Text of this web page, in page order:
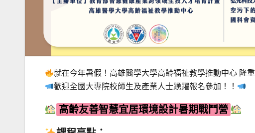
就在今年暑假！高雄醫學大學高齡福祉教學推動中心 隆
歡迎全國大專院校師生及產業人士踴躍報名參加！！
高齡友善智慧宜居環境設計暑期戰鬥營